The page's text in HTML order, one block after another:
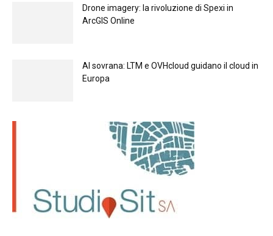
Drone imagery: la rivoluzione di Spexi in
ArcGIS Online
Al sovrana: LTM е OVHcloud guidano il cloud in
Europа